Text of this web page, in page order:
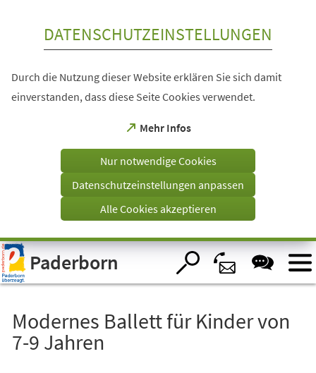
Visuelle
Assistenzsoftware
öffnen.
DATENSCHUTZEINSTELLUNGEN
Durch die Nutzung dieser Website erklären Sie sich damit
einverstanden, dass diese Seite Cookies verwendet.
Mehr Infos
(Öffnet
einem
Tab)
Nur notwendige Cookies
Datenschutzeinstellungen anpassen
Alle Cookies akzeptieren
Paderborn
Modernes Ballett für Kinder von
7-9 Jahren